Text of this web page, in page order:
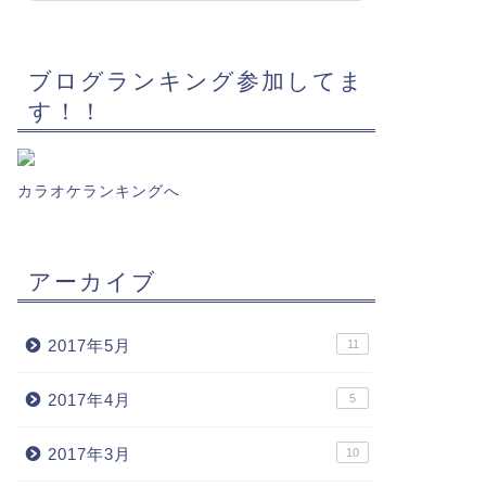
ブログランキング参加してま
す！！
カラオケランキングへ
アーカイブ
2017年5月 11
2017年4月 5
2017年3月 10